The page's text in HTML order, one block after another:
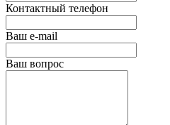
Контактный телефон
Ваш e-mail
Ваш вопрос